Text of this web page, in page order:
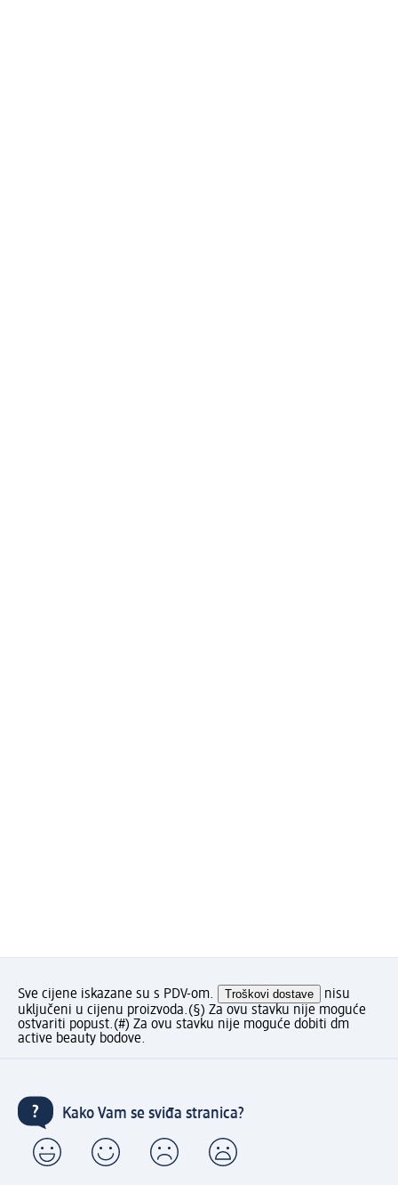
Sve cijene iskazane su s PDV-om. Troškovi dostave
nisu
uključeni u cijenu proizvoda.(§) Za ovu stavku nije moguće
ostvariti popust.(#) Za ovu stavku nije moguće dobiti dm
active beauty bodove.
Kako Vam se sviđa stranica?